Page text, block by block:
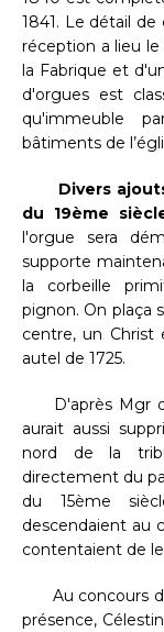
1841. Le détail
réception a lieu
la Fabrique et
d'orgues est
qu'immeuble
bâtiments de
Divers
du 19ème
l'orgue sera
supporte
la corbeille
pignon. On plaça
centre, un Christ
autel de 1725.
D'après Mgr
aurait aussi
nord de la
directement du
du 15ème
descendaient au
contentaient de
Au concours du
présence,